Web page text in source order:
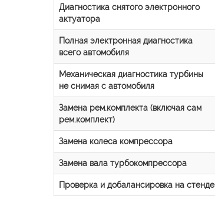
Диагностика снятого электронного
актуатора
Полная электронная диагностика
всего автомобиля
Механическая диагностика турбины
не снимая с автомобиля
Замена рем.комплекта (включая сам
рем.комплект)
Замена колеса компрессора
Замена вала турбокомпрессора
Проверка и добалансировка на стенде